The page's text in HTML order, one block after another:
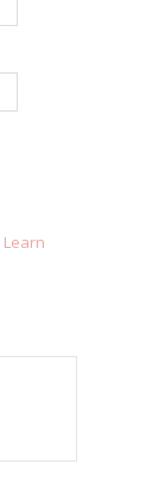
Learn